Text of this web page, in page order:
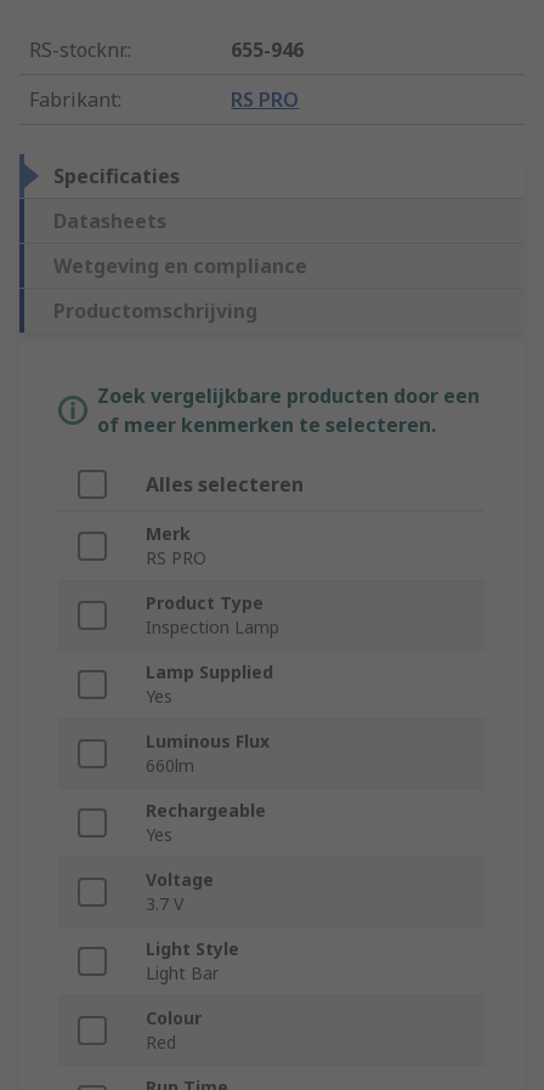
RS-stocknr.:
655-946
Fabrikant: RS PRO
Specificaties
Datasheets
Wetgeving en compliance
Productomschrijving
Zoek vergelijkbare producten door een
of meer kenmerken te selecteren.
Alles selecteren
Merk
RS PRO
Product Type
Inspection Lamp
Lamp Supplied
Yes
Luminous Flux
660lm
Rechargeable
Yes
Voltage
3.7 V
Light Style
Light Bar
Colour
Red